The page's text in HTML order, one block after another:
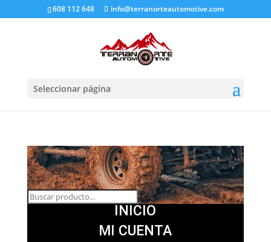
608 112 648 info@terranorteautomotive.com
Seleccionar página
INICIO
MI CUENTA